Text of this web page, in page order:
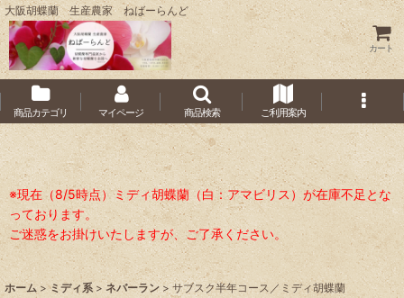
大阪胡蝶蘭 生産農家 ねばーらんど
カート
商品カテゴリ マイページ 商品検索 ご利用案内
※現在（8/5時点）ミディ胡蝶蘭（白：アマビリス）が在庫不足とな
っております。
ご迷惑をお掛けいたしますが、ご了承ください。
ホーム > ミディ系 > ネバーラン > サブスク半年コース／ミディ胡蝶蘭